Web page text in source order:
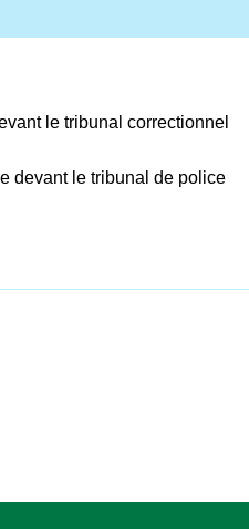
le tribunal correctionnel
devant le tribunal de police